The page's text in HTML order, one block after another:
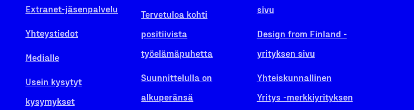
Extranet-jäsenpalvelu
Yhteystiedot
Medialle
Usein kysytyt
kysymykset
Tervetuloa kohti
positiivista
työelämäpuhetta
Suunnittelulla on
alkuperänsä
sivu
Design from Finland -
yrityksen sivu
Yhteiskunnallinen
Yritys -merkkiyrityksen